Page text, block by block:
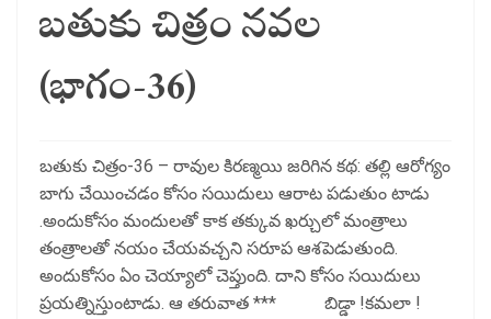
బతుకు చిత్రం నవల
(భాగం-36)
బతుకు చిత్రం-36 – రావుల కిరణ్మయి జరిగిన కథ: తల్లి ఆరోగ్యం
బాగు చేయించడం కోసం సయిదులు ఆరాట పడుతుం టాడు
.అందుకోసం మందులతో కాక తక్కువ ఖర్చులో మంత్రాలు
తంత్రాలతో నయం చేయవచ్చని సరూప ఆశపెడుతుంది.
అందుకోసం ఏం చెయ్యాలో చెప్తుంది. దాని కోసం సయిదులు
ప్రయత్నిస్తుంటాడు. ఆ తరువాత *** బిడ్డా !కమలా !